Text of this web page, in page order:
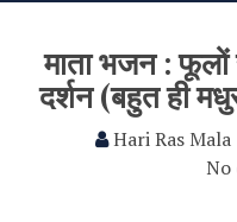
माता भजन : फूलों
दर्शन (बहुत ही
Hari Ras Mala
No